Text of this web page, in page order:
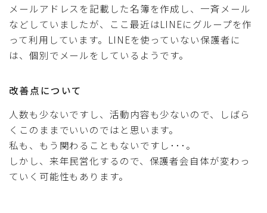
メールアドレスを記載した名簿を作成し、一斉メール
などしていましたが、ここ最近はLINEにグループを作
って利用しています。LINEを使っていない保護者に
は、個別でメールをしているようです。
改善点について
人数も少ないですし、活動内容も少ないので、しばら
くこのままでいいのではと思います。
私も、もう関わることもないですし･･･。
しかし、来年民営化するので、保護者会自体が変わっ
ていく可能性もあります。